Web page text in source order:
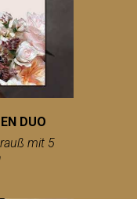
DUO
mit 5